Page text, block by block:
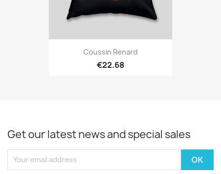
Coussin Renard
€22.68
Get our latest news and special sales